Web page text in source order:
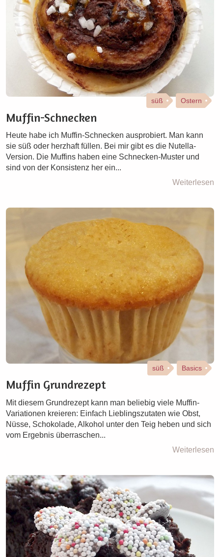
süß Ostern
Muffin-Schnecken
Heute habe ich Muffin-Schnecken ausprobiert. Man kann
sie süß oder herzhaft füllen. Bei mir gibt es die Nutella-
Version. Die Muffins haben eine Schnecken-Muster und
sind von der Konsistenz her ein...
Weiterlesen
süß Basics
Muffin Grundrezept
Mit diesem Grundrezept kann man beliebig viele Muffin-
Variationen kreieren: Einfach Lieblingszutaten wie Obst,
Nüsse, Schokolade, Alkohol unter den Teig heben und sich
vom Ergebnis überraschen...
Weiterlesen